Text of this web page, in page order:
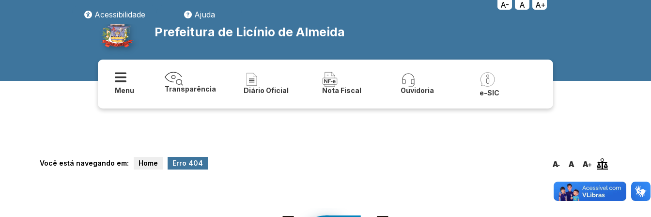
A- A
A+
Acessibilidade
Ajuda
Prefeitura de Licínio de Almeida
Menu Transparência Diário Oficial Nota Fiscal Ouvidoria e-SIC
Você está navegando em: Home Erro 404